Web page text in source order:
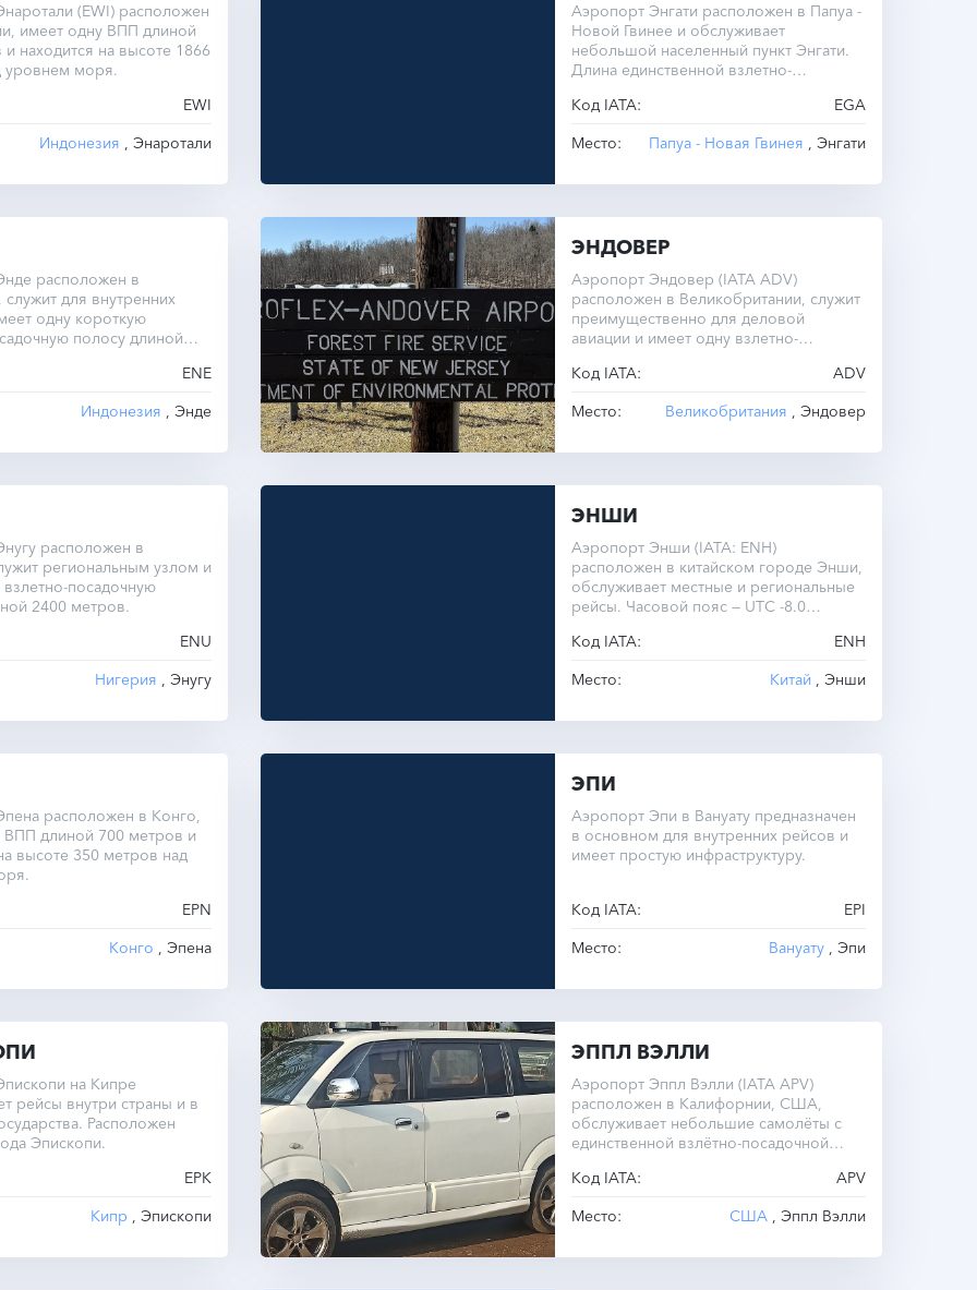
(EWI) расположен
имеет одну ВПП длиной
находится на высоте 1866
уровнем моря.
EWI
Индонезия , Энаротали
Аэропорт Энгати расположен в Папуа -
Новой Гвинее и обслуживает
небольшой населенный пункт Энгати.
Длина единственной взлетно-
440 метров.
Код IATA:
EGA
Место:
Папуа - Новая Гвинея , Энгати
расположен в
для внутренних
одну короткую
полосу длиной
ENE
Индонезия , Энде
ЭНДОВЕР
Аэропорт Эндовер (IATA ADV)
расположен в Великобритании, служит
преимущественно для деловой
авиации и имеет одну взлетно-
Код IATA:
ADV
Место:
Великобритания , Эндовер
расположен в
региональным узлом и
посадочную
2400 метров.
ENU
Нигерия , Энугу
ЭНШИ
Аэропорт Энши (IATA: ENH)
расположен в китайском городе Энши,
обслуживает местные и региональные
рейсы. Часовой пояс — UTC -8.0
Код IATA:
ENH
Место:
Китай , Энши
расположен в Конго,
ВПП длиной 700 метров и
высоте 350 метров над
EPN
Конго , Эпена
ЭПИ
Аэропорт Эпи в Вануату предназначен
в основном для внутренних рейсов и
имеет простую инфраструктуру.
Код IATA:
EPI
Место:
Вануату , Эпи
на Кипре
рейсы внутри страны и в
Расположен
Эпископи.
EPK
Кипр , Эпископи
ЭППЛ ВЭЛЛИ
Аэропорт Эппл Вэлли (IATA APV)
расположен в Калифорнии, США,
обслуживает небольшие самолёты с
единственной взлётно-посадочной
Код IATA:
APV
Место:
США , Эппл Вэлли